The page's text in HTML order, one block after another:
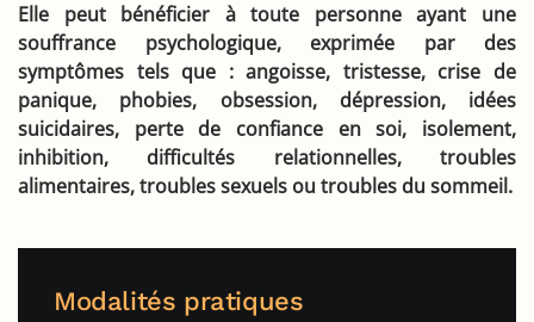
Elle peut bénéficier à toute personne ayant une
souffrance psychologique, exprimée par des
symptômes tels que : angoisse, tristesse, crise de
panique, phobies, obsession, dépression, idées
suicidaires, perte de confiance en soi, isolement,
inhibition, difficultés relationnelles, troubles
alimentaires, troubles sexuels ou troubles du sommeil.
Modalités pratiques